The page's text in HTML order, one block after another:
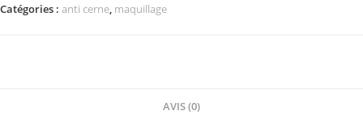
Catégories : anti cerne, maquillage
AVIS (0)